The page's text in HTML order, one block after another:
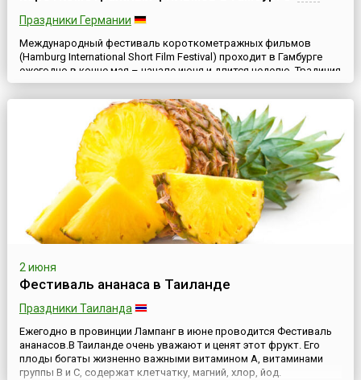
Праздники Германии
Международный фестиваль короткометражных фильмов
(Hamburg International Short Film Festival) проходит в Гамбурге
ежегодно в конце мая – начале июня и длится неделю. Традиция
проведения данного кинофорума началась в 1985 году, когда
состоялся первый фестиваль, тогда носивший лаконичное имя
NoBudget, что в переводе на русский означает «Без бюджета».
На сегодняшний день Гамбургский фестиваль коро...
2 июня
Фестиваль ананаса в Таиланде
Праздники Таиланда
Ежегодно в провинции Лампанг в июне проводится Фестиваль
ананасов.В Таиланде очень уважают и ценят этот фрукт. Его
плоды богаты жизненно важными витамином А, витаминами
группы В и С, содержат клетчатку, магний, хлор, йод.